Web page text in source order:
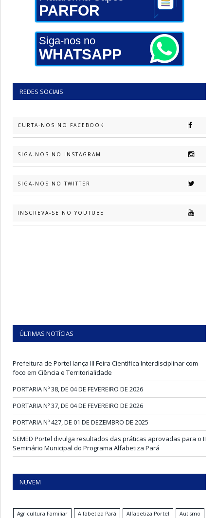
PARFOR
Siga-nos no
WHATSAPP
REDES SOCIAIS
CURTA-NOS NO FACEBOOK
SIGA-NOS NO INSTAGRAM
SIGA-NOS NO TWITTER
INSCREVA-SE NO YOUTUBE
ÚLTIMAS NOTÍCIAS
Prefeitura de Portel lança III Feira Científica Interdisciplinar com
foco em Ciência e Territorialidade
PORTARIA Nº 38, DE 04 DE FEVEREIRO DE 2026
PORTARIA Nº 37, DE 04 DE FEVEREIRO DE 2026
PORTARIA Nº 427, DE 01 DE DEZEMBRO DE 2025
SEMED Portel divulga resultados das práticas aprovadas para o II
Seminário Municipal do Programa Alfabetiza Pará
NUVEM
Agricultura Familiar Alfabetiza Pará Alfabetiza Portel
Autismo